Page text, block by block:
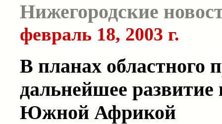
Нижегородские
февраль 18, 2003 г.
В планах областного
дальнейшее
Южной Африкой